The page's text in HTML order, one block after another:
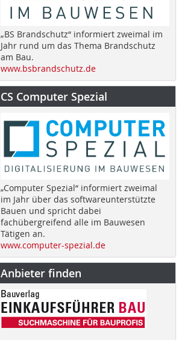
„BS Brandschutz“ informiert zweimal im
Jahr rund um das Thema Brandschutz
am Bau.
www.bsbrandschutz.de
CS Computer Spezial
„Computer Spezial“ informiert zweimal
im Jahr über das softwareunterstützte
Bauen und spricht dabei
fachübergreifend alle im Bauwesen
Tätigen an.
www.computer-spezial.de
Anbieter finden